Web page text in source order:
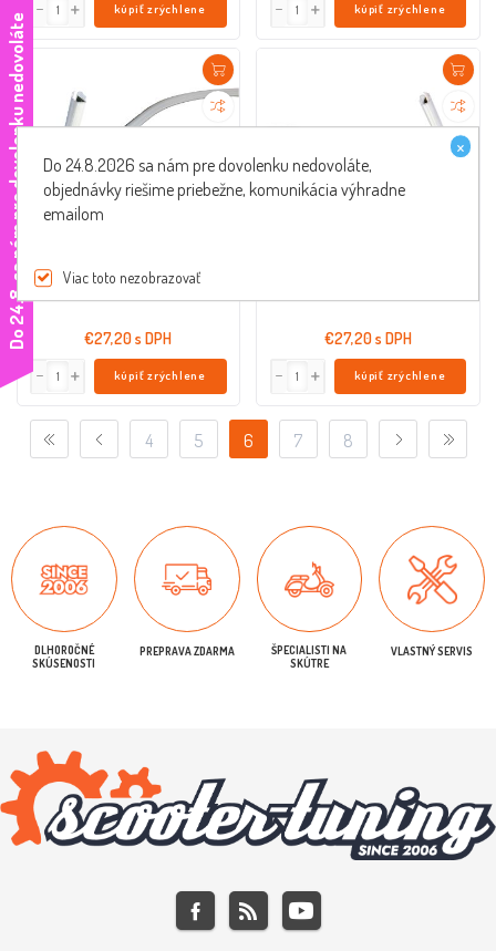
kúpiť zrýchlene kúpiť zrýchlene
PI-577180
€27,20 s DPH
kúpiť zrýchlene
€27,20 s DPH
kúpiť zrýchlene
4 5 6 7 8
DLHOROČNÉ
SKÚSENOSTI
PREPRAVA ZDARMA
ŠPECIALISTI NA
SKÚTRE
VLASTNÝ SERVIS
D
o
2
4
.
8
.
s
a
n
á
m
p
r
e
d
o
v
o
l
e
n
k
u
n
e
d
o
v
o
l
á
t
e ×
Do 24.8.2026 sa nám pre dovolenku nedovoláte,
objednávky riešime priebežne, komunikácia výhradne
emailom
Viac toto nezobrazovať